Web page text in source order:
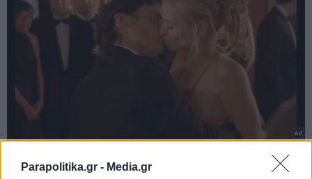
Parapolitika.gr - Media.gr